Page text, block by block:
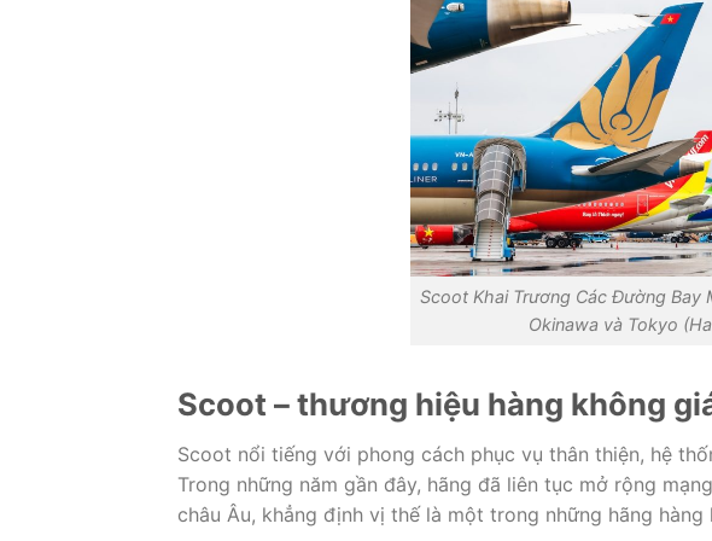
Scoot Khai Trương Các Đường Bay
Okinawa và Tokyo
Scoot – thương hiệu hàng không
Scoot nổi tiếng với phong cách phục vụ thân thiện, hệ
Trong những năm gần đây, hãng đã liên tục mở rộng
châu Âu, khẳng định vị thế là một trong những hãng